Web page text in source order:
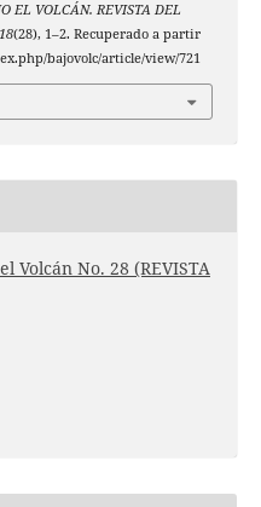
EL VOLCÁN. REVISTA DEL
18(28), 1–2. Recuperado a partir
bajovolc/article/view/721
Volcán No. 28 (REVISTA